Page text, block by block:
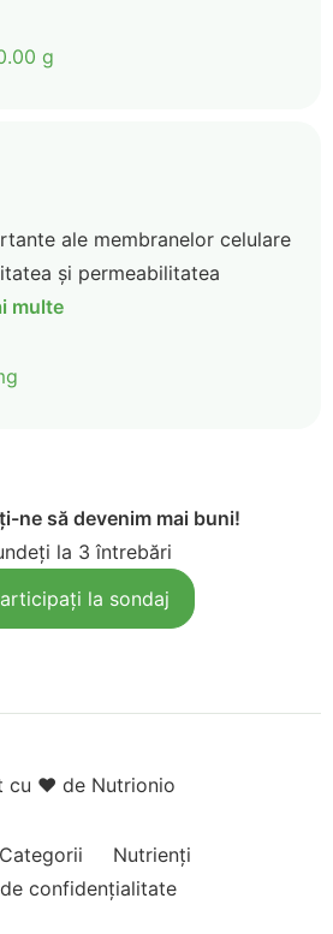
g
ale membranelor celulare
și permeabilitatea
multe
ne să devenim mai buni!
la 3 întrebări
la sondaj
cu ❤️ de Nutrionio
Categorii
Nutrienți
confidențialitate